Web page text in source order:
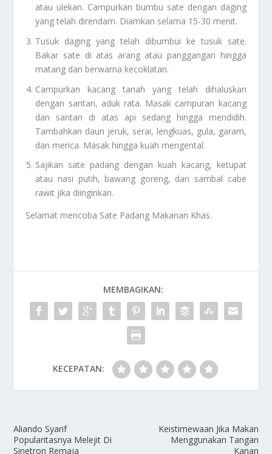
atau ulekan. Campurkan bumbu sate dengan daging
yang telah direndam. Diamkan selama 15-30 menit.
Tusuk daging yang telah dibumbui ke tusuk sate.
Bakar sate di atas arang atau panggangan hingga
matang dan berwarna kecoklatan.
Campurkan kacang tanah yang telah dihaluskan
dengan santan, aduk rata. Masak campuran kacang
dan santan di atas api sedang hingga mendidih.
Tambahkan daun jeruk, serai, lengkuas, gula, garam,
dan merica. Masak hingga kuah mengental.
Sajikan sate padang dengan kuah kacang, ketupat
atau nasi putih, bawang goreng, dan sambal cabe
rawit jika diinginkan.
Selamat mencoba Sate Padang Makanan Khas.
MEMBAGIKAN:
KECEPATAN:
Aliando Syarif
Popularitasnya Melejit Di
Sinetron Remaja
Keistimewaan Jika Makan
Menggunakan Tangan
Kanan